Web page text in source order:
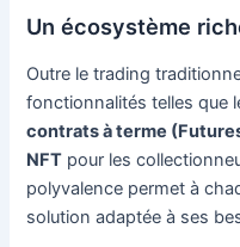
Un écosystème
Outre le trading
fonctionnalités telles que
contrats à terme
NFT pour les
polyvalence permet à
solution adaptée à ses